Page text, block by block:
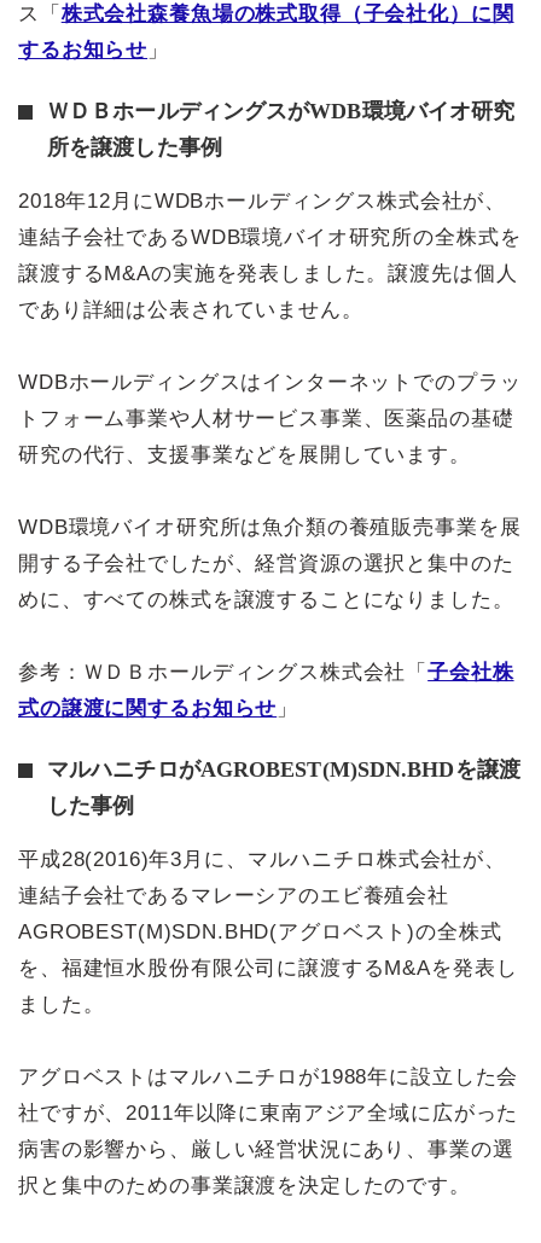
ス「 株式会社森養魚場の株式取得（子会社化）に関
するお知らせ 」
ＷＤＢホールディングスがWDB環境バイオ研究
所を譲渡した事例
2018年12月にWDBホールディングス株式会社が、
連結子会社であるWDB環境バイオ研究所の全株式を
譲渡するM&Aの実施を発表しました。譲渡先は個人
であり詳細は公表されていません。
WDBホールディングスはインターネットでのプラッ
トフォーム事業や人材サービス事業、医薬品の基礎
研究の代行、支援事業などを展開しています。
WDB環境バイオ研究所は魚介類の養殖販売事業を展
開する子会社でしたが、経営資源の選択と集中のた
めに、すべての株式を譲渡することになりました。
参考：ＷＤＢホールディングス株式会社「子会社株
式の譲渡に関するお知らせ 」
マルハニチロがAGROBEST(M)SDN.BHDを譲渡
した事例
平成28(2016)年3月に、マルハニチロ株式会社が、
連結子会社であるマレーシアのエビ養殖会社
AGROBEST(M)SDN.BHD(アグロベスト)の全株式
を、福建恒水股份有限公司に譲渡するM&Aを発表し
ました。
アグロベストはマルハニチロが1988年に設立した会
社ですが、2011年以降に東南アジア全域に広がった
病害の影響から、厳しい経営状況にあり、事業の選
択と集中のための事業譲渡を決定したのです。